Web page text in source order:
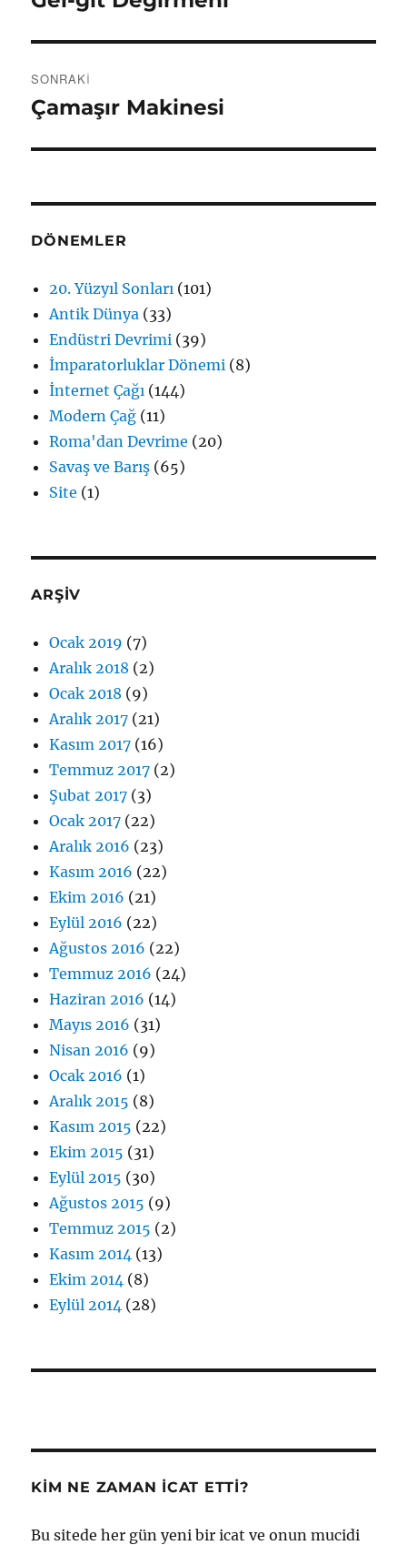
SONRAKI
Sonraki
Çamaşır Makinesi
DÖNEMLER
20. Yüzyıl Sonları (101)
Antik Dünya (33)
Endüstri Devrimi (39)
İmparatorluklar Dönemi (8)
İnternet Çağı (144)
Modern Çağ (11)
Roma'dan Devrime (20)
Savaş ve Barış (65)
Site (1)
ARŞİV
Ocak 2019 (7)
Aralık 2018 (2)
Ocak 2018 (9)
Aralık 2017 (21)
Kasım 2017 (16)
Temmuz 2017 (2)
Şubat 2017 (3)
Ocak 2017 (22)
Aralık 2016 (23)
Kasım 2016 (22)
Ekim 2016 (21)
Eylül 2016 (22)
Ağustos 2016 (22)
Temmuz 2016 (24)
Haziran 2016 (14)
Mayıs 2016 (31)
Nisan 2016 (9)
Ocak 2016 (1)
Aralık 2015 (8)
Kasım 2015 (22)
Ekim 2015 (31)
Eylül 2015 (30)
Ağustos 2015 (9)
Temmuz 2015 (2)
Kasım 2014 (13)
Ekim 2014 (8)
Eylül 2014 (28)
KIM NE ZAMAN İCAT ETTI?
Bu sitede her gün yeni bir icat ve onun mucidi